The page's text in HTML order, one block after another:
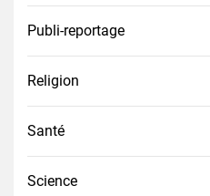
Publi-reportage
Religion
Santé
Science